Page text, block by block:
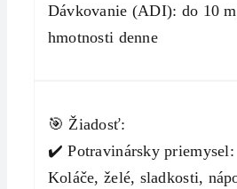
Dávkovanie (ADI): do 10
hmotnosti denne
🎯 Žiadosť:
✔️ Potravinársky priemysel:
Koláče, želé, sladkosti,